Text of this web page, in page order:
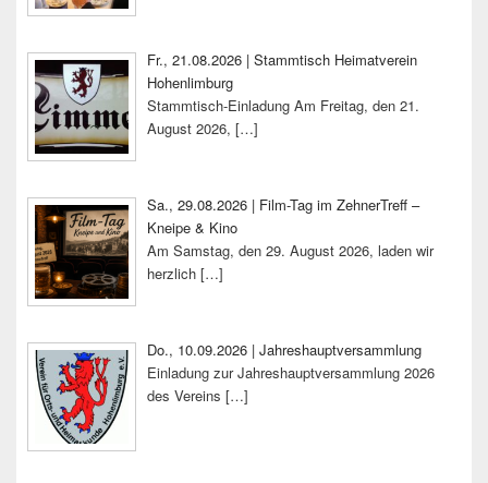
Fr., 21.08.2026 | Stammtisch Heimatverein
Hohenlimburg
Stammtisch-Einladung Am Freitag, den 21.
August 2026, […]
Sa., 29.08.2026 | Film-Tag im ZehnerTreff –
Kneipe & Kino
Am Samstag, den 29. August 2026, laden wir
herzlich […]
Do., 10.09.2026 | Jahreshauptversammlung
Einladung zur Jahreshauptversammlung 2026
des Vereins […]